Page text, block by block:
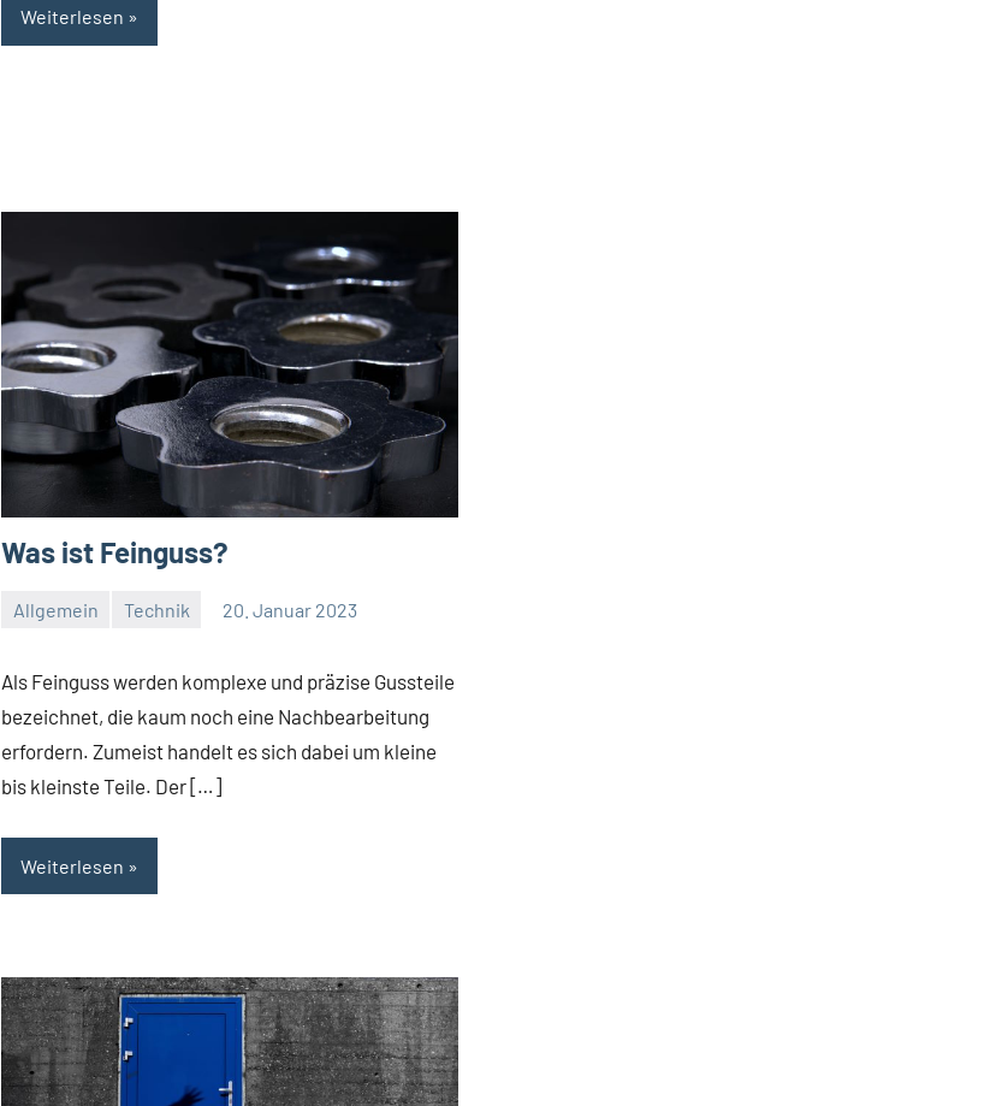
Weiterlesen
Was ist Feinguss?
Allgemein Technik 20. Januar 2023
Redaktion
Keine
Als Feinguss werden komplexe und präzise Gussteile
bezeichnet, die kaum noch eine Nachbearbeitung
erfordern. Zumeist handelt es sich dabei um kleine
bis kleinste Teile. Der […]
Weiterlesen